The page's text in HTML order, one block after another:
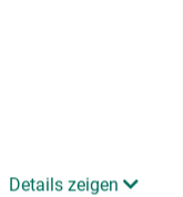
Details zeigen